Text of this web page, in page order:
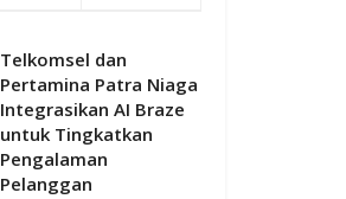
Telkomsel dan
Pertamina Patra Niaga
Integrasikan AI Braze
untuk Tingkatkan
Pengalaman
Pelanggan